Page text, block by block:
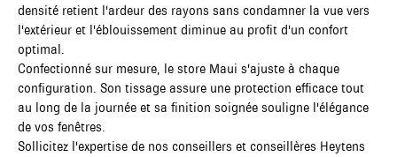
densité retient l'ardeur des rayons sans condamner la vue vers
l'extérieur et l'éblouissement diminue au profit d'un confort
optimal.
Confectionné sur mesure, le store Maui s'ajuste à chaque
configuration. Son tissage assure une protection efficace tout
au long de la journée et sa finition soignée souligne l'élégance
de vos fenêtres.
Sollicitez l'expertise de nos conseillers et conseillères Heytens